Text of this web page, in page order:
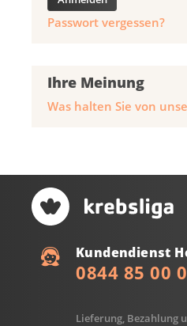
Passwort vergessen?
Ihre Meinung
Was halten Sie von
Kundendienst
0844 85 00
Lieferung, Bezahlung